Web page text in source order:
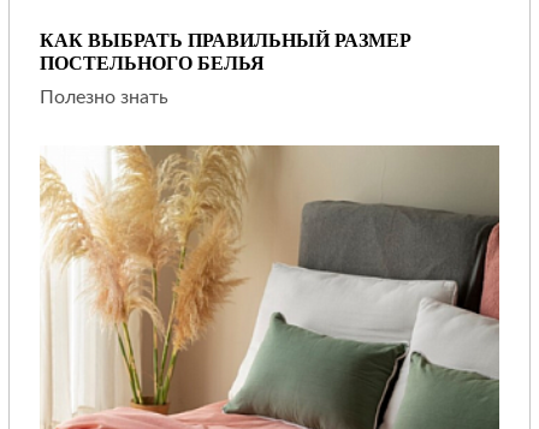
КАК ВЫБРАТЬ ПРАВИЛЬНЫЙ РАЗМЕР
ПОСТЕЛЬНОГО БЕЛЬЯ
Полезно знать